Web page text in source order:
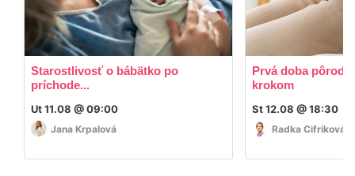
Starostlivosť o bábätko po
príchode...
Ut 11.08 @ 09:00
Jana Krpalová
Prvá doba
krokom
St 12.08 @ 18:30
Radka Cifriková